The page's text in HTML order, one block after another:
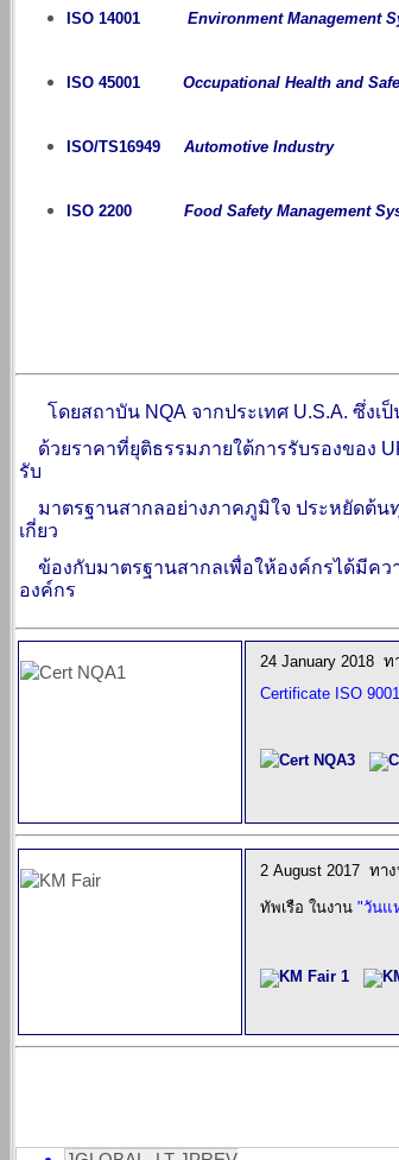
ISO 14001 Environment Management
ISO 45001 Occupational Health and
ISO/TS16949 Automotive Industry
ISO 2200 Food Safety Management
โดยสถาบัน NQA จากประเทศ U.S.A. ซึ่งเ
ด้วยราคาที่ยุติธรรมภายใต้การรับรองของ
รับ
มาตรฐานสากลอย่างภาคภูมิใจ ประหยัดต้น
เกี่ยว
ข้องกับมาตรฐานสากลเพื่อให้องค์กรได้มีค
องค์กร
24 January 2018 ท
Certificate ISO
2 August 2017 ทา
ทัพเรือ ในงาน "วันแ